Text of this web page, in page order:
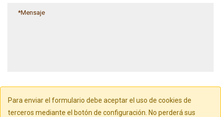
Para enviar el formulario debe aceptar el uso de cookies de
terceros mediante el botón de configuración. No perderá sus